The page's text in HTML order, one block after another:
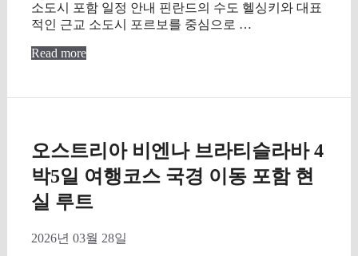
소도시 포함 일정 안내 핀란드의 수도 헬싱키와 대표
적인 근교 소도시 포르보를 중심으로 …
Read more
오스트리아 비엔나 브라티슬라바 4
박5일 여행코스 국경 이동 포함 현
실 루트
2026년 03월 28일